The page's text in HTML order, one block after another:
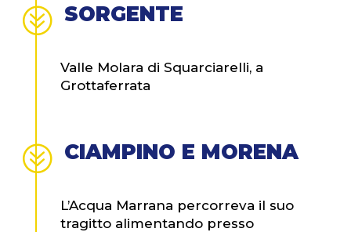
? SORGENTE
Valle Molara di Squarciarelli, a
Grottaferrata
? CIAMPINO E MORENA
L’Acqua Marrana percorreva il suo
tragitto alimentando presso